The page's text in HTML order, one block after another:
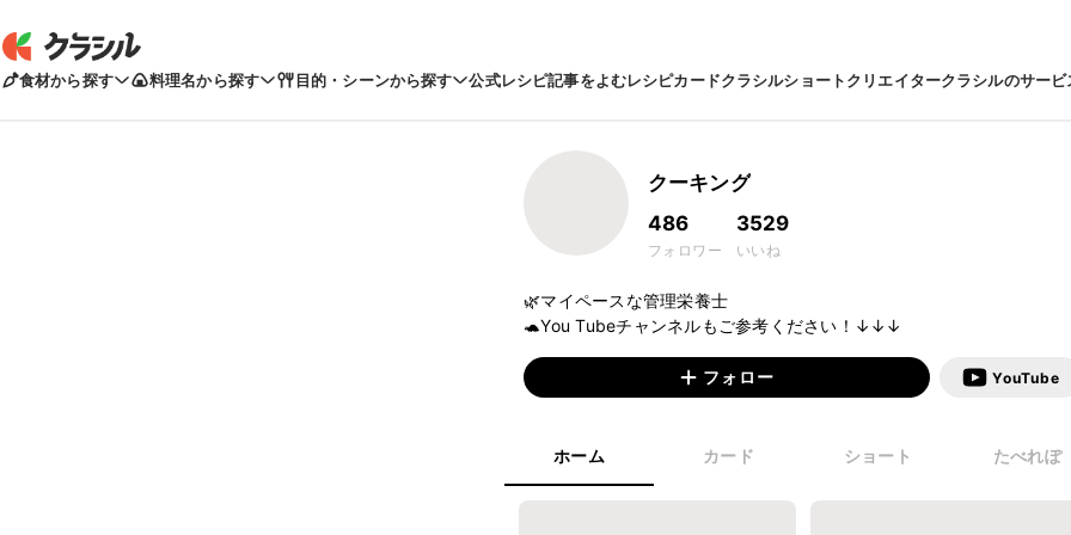
食材から探す 料理名から探す 目的・シーンから探す 公式レシピ記事をよむレシピカードクラシルショートクリエイタークラシルのサービ
クーキング
486
フォロワー
3529
いいね
🌿マイペースな管理栄養士
🐢You Tubeチャンネルもご参考ください！↓↓↓
フォロー YouTube
ホーム カード ショート たべれぽ